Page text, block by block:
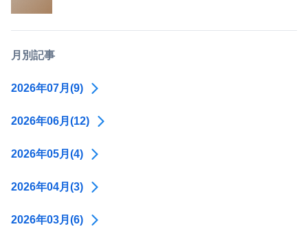
月別記事
2026年07月(9)
2026年06月(12)
2026年05月(4)
2026年04月(3)
2026年03月(6)